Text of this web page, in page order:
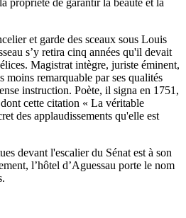
et garde des sceaux sous Louis
s’y retira cinq années qu'il devait
Magistrat intègre, juriste éminent,
moins remarquable par ses qualités
instruction. Poète, il signa en 1751,
cette citation « La véritable
des applaudissements qu'elle est
devant l'escalier du Sénat est à son
l’hôtel d’Aguessau porte le nom